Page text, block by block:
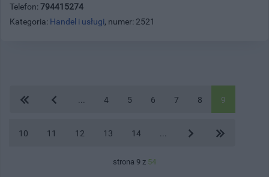
Telefon: 794415274
Kategoria: Handel i usługi, numer: 2521
4 5 6 7 8 9
10 11 12 13 14
strona 9 z 54